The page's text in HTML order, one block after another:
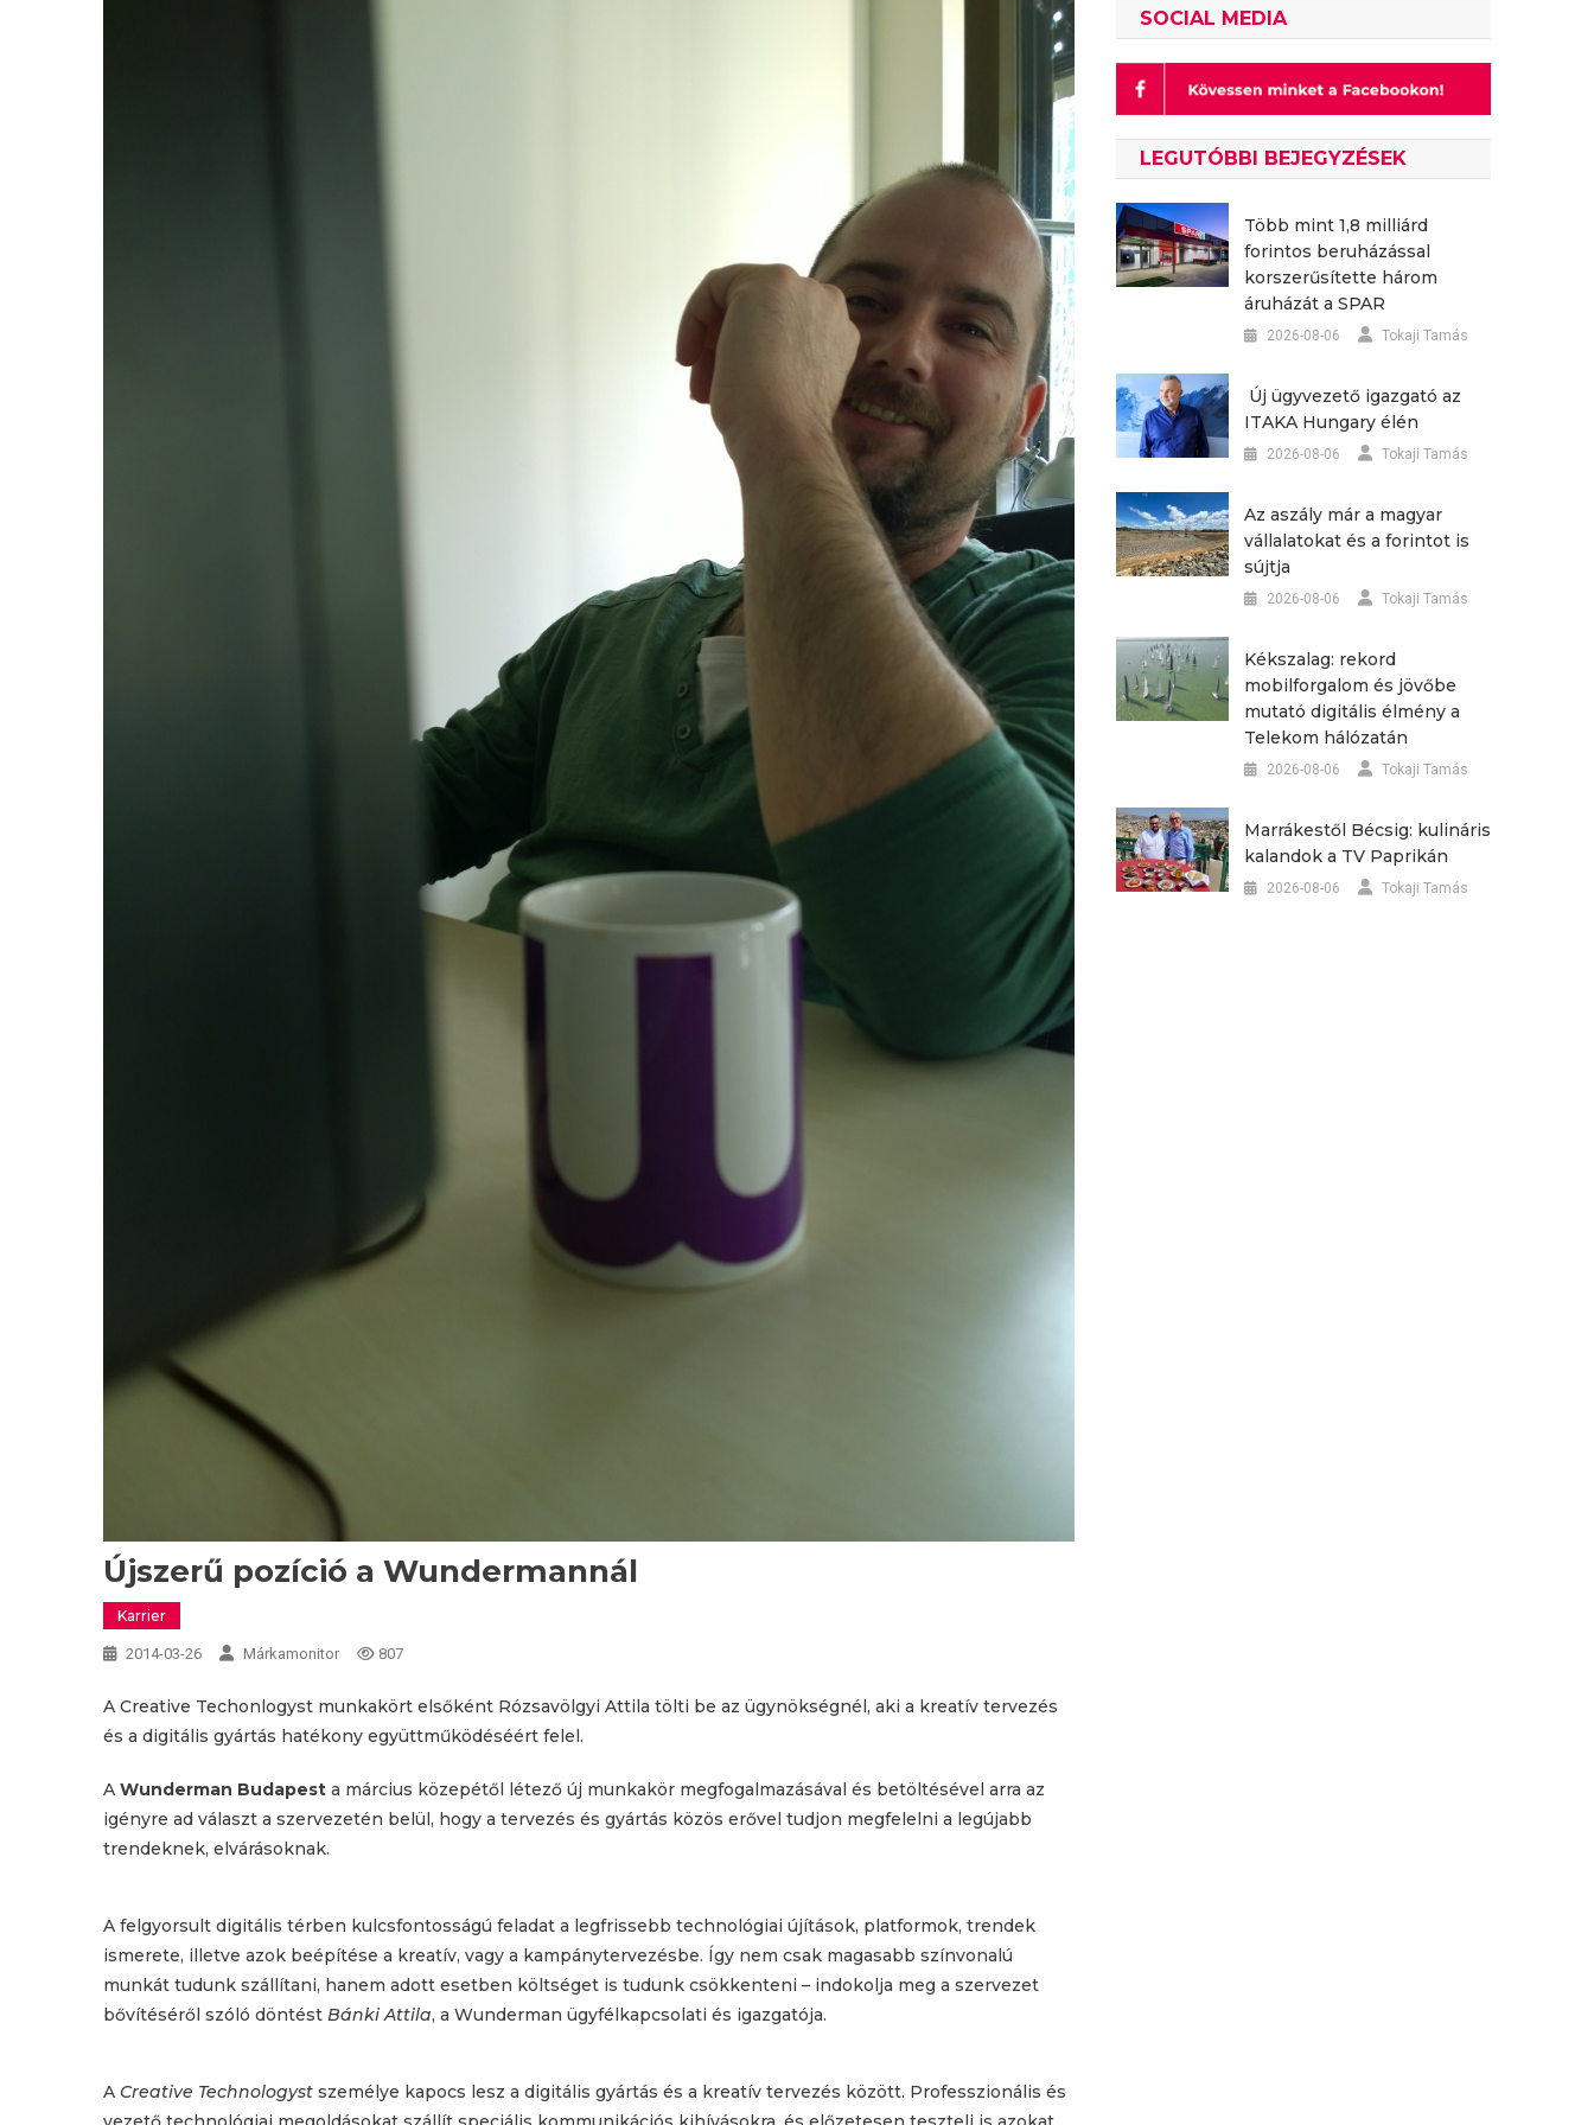
Újszerű pozíció a Wundermannál
Karrier
2014-03-26 Márkamonitor 807
A Creative Techonlogyst munkakört elsőként Rózsavölgyi Attila tölti be az ügynökségnél, aki a kreatív tervezés
és a digitális gyártás hatékony együttműködéséért felel.
A Wunderman Budapest a március közepétől létező új munkakör megfogalmazásával és betöltésével arra az
igényre ad választ a szervezetén belül, hogy a tervezés és gyártás közös erővel tudjon megfelelni a legújabb
trendeknek, elvárásoknak.
A felgyorsult digitális térben kulcsfontosságú feladat a legfrissebb technológiai újítások, platformok, trendek
ismerete, illetve azok beépítése a kreatív, vagy a kampánytervezésbe. Így nem csak magasabb színvonalú
munkát tudunk szállítani, hanem adott esetben költséget is tudunk csökkenteni – indokolja meg a szervezet
bővítéséről szóló döntést Bánki Attila, a Wunderman ügyfélkapcsolati és igazgatója.
A Creative Technologyst személye kapocs lesz a digitális gyártás és a kreatív tervezés között. Professzionális és
SOCIAL MEDIA
LEGUTÓBBI BEJEGYZÉSEK
Több mint 1,8 milliárd
forintos beruházással
korszerűsítette három
áruházát a SPAR
2026-08-06 Tokaji Tamás
Új ügyvezető igazgató az
ITAKA Hungary élén
2026-08-06 Tokaji Tamás
Az aszály már a magyar
vállalatokat és a forintot is
sújtja
2026-08-06 Tokaji Tamás
Kékszalag: rekord
mobilforgalom és jövőbe
mutató digitális élmény a
Telekom hálózatán
2026-08-06 Tokaji Tamás
Marrákestől Bécsig: kulináris
kalandok a TV Paprikán
2026-08-06 Tokaji Tamás